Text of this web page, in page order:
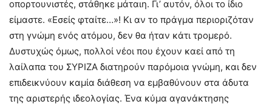
οπορτουνιστές, στάθηκε μάταιη. Γι’ αυτόν, όλοι το ίδιο
είμαστε. «Εσείς φταίτε…»! Κι αν το πράγμα περιοριζόταν
στη γνώμη ενός ατόμου, δεν θα ήταν κάτι τρομερό.
Δυστυχώς όμως, πολλοί νέοι που έχουν καεί από τη
λαίλαπα του ΣΥΡΙΖΑ διατηρούν παρόμοια γνώμη, και δεν
επιδεικνύουν καμία διάθεση να εμβαθύνουν στα άδυτα
της αριστερής ιδεολογίας. Ένα κύμα αγανάκτησης